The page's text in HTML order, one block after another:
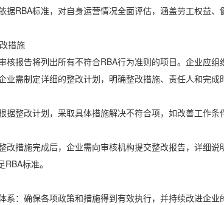
标准，对自身运营情况全面评估，涵盖劳工权益、
措施
告将列出所有不符合RBA行为准则的项目。企业应组
制定详细的整改计划，明确整改措施、责任人和完成
改计划，采取具体措施解决不符合项，如改善工作条
施完成后，企业需向审核机构提交整改报告，详细说
标准。
确保各项政策和措施得到有效执行，并持续改进企业